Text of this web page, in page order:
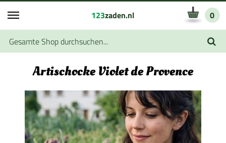
123zaden.nl 0
Artischocke Violet de Provence